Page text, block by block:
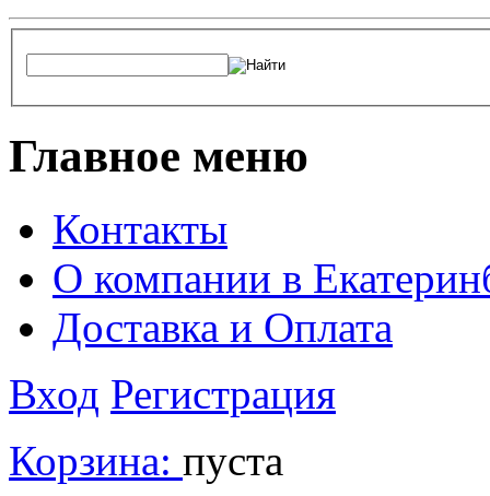
Главное меню
Контакты
О компании в
Доставка и Оплата
Вход Регистрация
Корзина: пуста